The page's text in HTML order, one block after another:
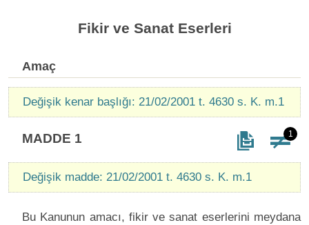
Fikir ve Sanat Eserleri
Amaç
Değişik kenar başlığı: 21/02/2001 t. 4630 s. K. m.1
MADDE 1 1
Değişik madde: 21/02/2001 t. 4630 s. K. m.1
Bu Kanunun amacı, fikir ve sanat eserlerini meydana